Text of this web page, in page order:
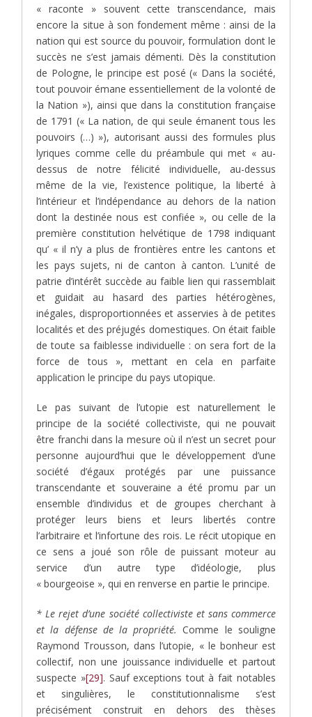
« raconte » souvent cette transcendance, mais
encore la situe à son fondement même : ainsi de la
nation qui est source du pouvoir, formulation dont le
succès ne s’est jamais démenti. Dès la constitution
de Pologne, le principe est posé (« Dans la société,
tout pouvoir émane essentiellement de la volonté de
la Nation »), ainsi que dans la constitution française
de 1791 (« La nation, de qui seule émanent tous les
pouvoirs (…) »), autorisant aussi des formules plus
lyriques comme celle du préambule qui met « au-
dessus de notre félicité individuelle, au-dessus
même de la vie, l’existence politique, la liberté à
l’intérieur et l’indépendance au dehors de la nation
dont la destinée nous est confiée », ou celle de la
première constitution helvétique de 1798 indiquant
qu’ « il n’y a plus de frontières entre les cantons et
les pays sujets, ni de canton à canton. L’unité de
patrie d’intérêt succède au faible lien qui rassemblait
et guidait au hasard des parties hétérogènes,
inégales, disproportionnées et asservies à de petites
localités et des préjugés domestiques. On était faible
de toute sa faiblesse individuelle : on sera fort de la
force de tous », mettant en cela en parfaite
application le principe du pays utopique.
Le pas suivant de l’utopie est naturellement le
principe de la société collectiviste, qui ne pouvait
être franchi dans la mesure où il n’est un secret pour
personne aujourd’hui que le développement d’une
société d’égaux protégés par une puissance
transcendante et souveraine a été promu par un
ensemble d’individus et de groupes cherchant à
protéger leurs biens et leurs libertés contre
l’arbitraire et l’infortune des rois. Le récit utopique en
ce sens a joué son rôle de puissant moteur au
service d’un autre type d’idéologie, plus
« bourgeoise », qui en renverse en partie le principe.
* Le rejet d’une société collectiviste et sans commerce
et la défense de la propriété. Comme le souligne
Raymond Trousson, dans l’utopie, « le bonheur est
collectif, non une jouissance individuelle et partout
suspecte »[29]. Sauf exceptions tout à fait notables
et singulières, le constitutionnalisme s’est
précisément construit en dehors des thèses